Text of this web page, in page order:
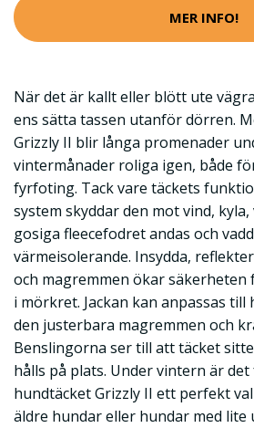
MER INFO!
När det är kallt eller blött ute
ens sätta tassen utanför dörren.
Grizzly II blir långa promenader
vintermånader roliga igen, både
fyrfoting. Tack vare täckets
system skyddar den mot vind,
gosiga fleecefodret andas och
värmeisolerande. Insydda,
och magremmen ökar säkerheten
i mörkret. Jackan kan anpassas
den justerbara magremmen och
Benslingorna ser till att täcket
hålls på plats. Under vintern är
hundtäcket Grizzly II ett perfekt
äldre hundar eller hundar med lite